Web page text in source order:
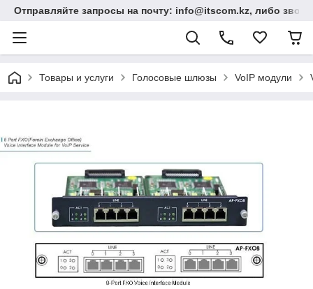
Отправляйте запросы на почту: info@itscom.kz, либо
Товары и услуги Голосовые шлюзы VoIP модули